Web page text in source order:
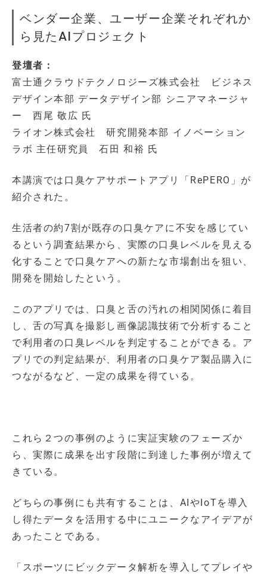
ベンダー企業、ユーザー企業それぞれか
ら見たAIプロジェクト
登壇者：
富士通クラウドテクノロジーズ株式会社 ビジネス
デザイン本部 データデザイン部 シニアマネージャ
ー 西尾 敬広 氏
ライオン株式会社 研究開発本部 イノベーション
ラボ 主任研究員 石田 和裕 氏
本講演では口臭ケアサポートアプリ「RePERO」が
紹介された。
生活者の約7割が既存の口臭ケアに不安を感じてい
るという調査結果から、実際の口臭レベルを見える
化することで口臭ケアへの新たな市場創出を狙い、
開発を開始したという。
このアプリでは、口臭と舌の汚れの相関関係に着目
し、舌の写真を撮影し画像認識技術で分析すること
で利用者の口臭レベルを判定することができる。ア
プリでの判定結果が、利用者の口臭ケア製品購入に
つながるなど、一定の成果を得ている。
これら２つの事例のように実証実験のフェーズか
ら、実際に成果を出す段階に到達した事例が増えて
きている。
どちらの事例にも共有することは、AIやIoTを導入
し得たデータを活用する中にユニークなアイデアが
あったことである。
「スポーツにビックデータ解析を導入してプレイや